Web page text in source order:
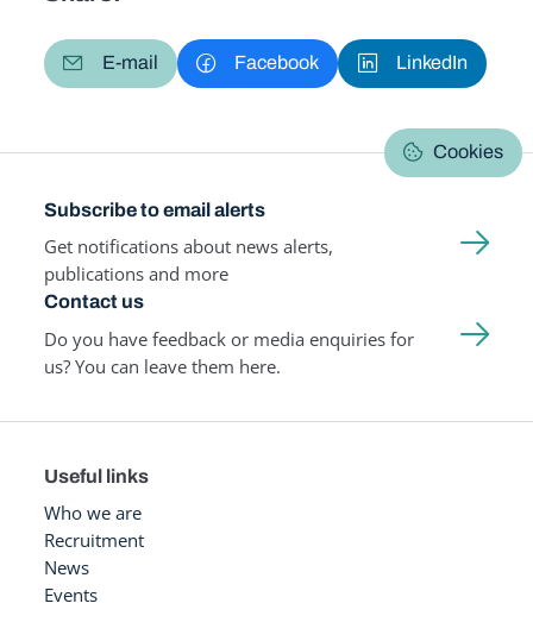
E-mail Facebook LinkedIn
Cookies
Subscribe to email alerts
Get notifications about news alerts,
publications and more
Contact us
Do you have feedback or media enquiries for
us? You can leave them here.
Useful links
Who we are
Recruitment
News
Events